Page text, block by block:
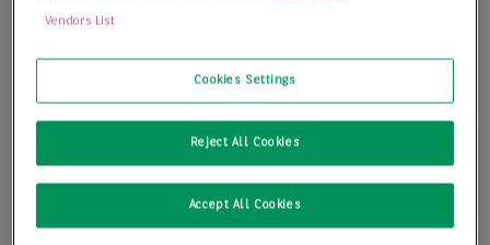
Teilbar ab 4.888,00 m
9,00 €/m
Vendors List
Cookies Settings
Reject All Cookies
Accept All Cookies